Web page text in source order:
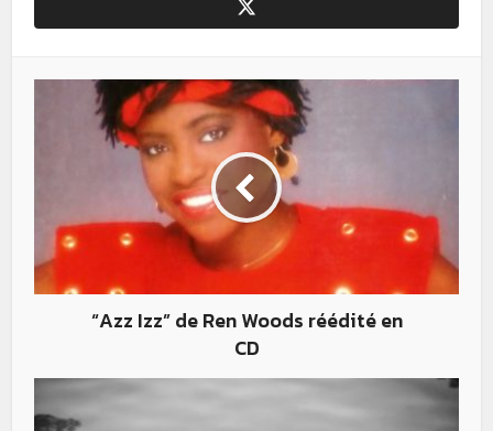
“Azz Izz” de Ren Woods réédité en
CD